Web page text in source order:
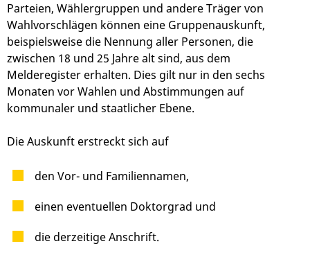
Parteien, Wählergruppen und andere Träger von
Wahlvorschlägen können eine Gruppenauskunft,
beispielsweise die Nennung aller Personen, die
zwischen 18 und 25 Jahre alt sind, aus dem
Melderegister erhalten. Dies gilt nur in den sechs
Monaten vor Wahlen und Abstimmungen auf
kommunaler und staatlicher Ebene.
Die Auskunft erstreckt sich auf
den Vor- und Familiennamen,
einen eventuellen Doktorgrad und
die derzeitigeAnschrift.